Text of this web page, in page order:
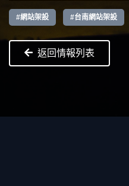
#網站架設 #台南網站架設
返回情報列表